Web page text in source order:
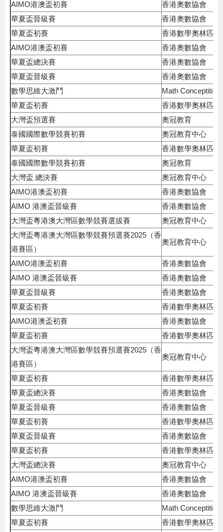
AIMO港澳盃初賽
香港奧數協會
華夏盃晉級賽
香港奧數協會
華夏盃初賽
香港數學奧林匹
AIMO港澳盃初賽
香港奧數協會
華夏盃總決賽
香港奧數協會
華夏盃晉級賽
香港奧數協會
數學思維大激鬥
Math Conceptition
華夏盃初賽
香港數學奧林匹
大灣盃預選賽
奧冠教育
泰國國際數學競賽初賽
奧冠教育中心
華夏盃初賽
香港數學奧林匹
泰國國際數學競賽初賽
奧冠教育
大灣盃 總決賽
奧冠教育中心
AIMO港澳盃初賽
香港奧數協會
AIMO 港澳盃晉級賽
香港奧數協會
大灣盃粵港澳大灣區數學競賽選拔賽
奧冠教育中心
大灣盃粵港澳大灣區數學競賽預選賽2025（香
港賽區）
奧冠教育中心
AIMO港澳盃初賽
香港奧數協會
AIMO 港澳盃晉級賽
香港奧數協會
華夏盃晉級賽
香港奧數協會
華夏盃初賽
香港數學奧林匹
AIMO港澳盃初賽
香港奧數協會
華夏盃初賽
香港數學奧林匹
大灣盃粵港澳大灣區數學競賽預選賽2025（香
港賽區）
奧冠教育中心
華夏盃初賽
香港數學奧林匹
華夏盃總決賽
香港奧數協會
華夏盃晉級賽
香港奧數協會
華夏盃初賽
香港數學奧林匹
華夏盃晉級賽
香港奧數協會
華夏盃初賽
香港數學奧林匹
大灣盃總決賽
奧冠教育中心
AIMO港澳盃初賽
香港奧數協會
AIMO 港澳盃晉級賽
香港奧數協會
數學思維大激鬥
Math Conceptition
華夏盃初賽
香港數學奧林匹